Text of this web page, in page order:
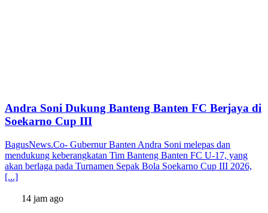
Andra Soni Dukung Banteng Banten FC Berjaya di
Soekarno Cup III
BagusNews.Co- Gubernur Banten Andra Soni melepas dan
mendukung keberangkatan Tim Banteng Banten FC U-17, yang
akan berlaga pada Turnamen Sepak Bola Soekarno Cup III 2026,
[...]
14 jam ago